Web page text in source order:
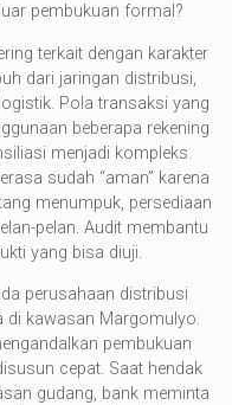
pembukuan formal?
terkait dengan karakter
dari jaringan distribusi,
Pola transaksi yang
beberapa rekening
menjadi kompleks.
sudah “aman” karena
menumpuk, persediaan
pelan. Audit membantu
yang bisa diuji.
perusahaan distribusi
di kawasan Margomulyo.
pembukuan
cepat. Saat hendak
gudang, bank meminta